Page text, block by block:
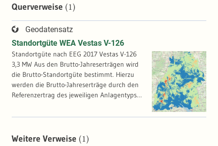
Querverweise (1)
Geodatensatz
Standortgüte WEA Vestas V-126
Standortgüte nach EEG 2017 Vestas V-126
3,3 MW Aus den Brutto-Jahreserträgen wird
die Brutto-Standortgüte bestimmt. Hierzu
werden die Brutto-Jahreserträge durch den
Referenzertrag des jeweiligen Anlagentyps
Weitere Verweise (1)